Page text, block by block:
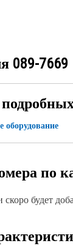
089-7669
оборудование
по
будет